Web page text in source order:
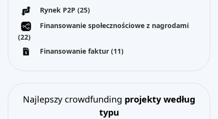
Rynek P2P (25)
Finansowanie społecznościowe z nagrodami
(22)
Finansowanie faktur (11)
Najlepszy crowdfunding projekty według
typu